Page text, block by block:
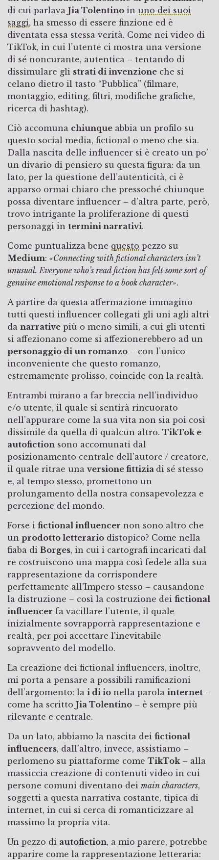
di cui parlava Jia Tolentino in uno dei suoi
saggi, ha smesso di essere finzione ed è
diventata essa stessa verità. Come nei video di
TikTok, in cui l’utente ci mostra una versione
di sé noncurante, autentica – tentando di
dissimulare gli strati di invenzione che si
celano dietro il tasto “Pubblica” (filmare,
montaggio, editing, filtri, modifiche grafiche,
ricerca di hashtag).
Ciò accomuna chiunque abbia un profilo su
questo social media, fictional o meno che sia.
Dalla nascita delle influencer si è creato un po’
un divario di pensiero su questa figura: da un
lato, per la questione dell’autenticità, ci è
apparso ormai chiaro che pressoché chiunque
possa diventare influencer – d’altra parte, però,
trovo intrigante la proliferazione di questi
personaggi in termini narrativi.
Come puntualizza bene questo pezzo su
Medium: «Connecting with fictional characters isn’t
unusual. Everyone who’s read fiction has felt some sort of
genuine emotional response to a book character».
A partire da questa affermazione immagino
tutti questi influencer collegati gli uni agli altri
da narrative più o meno simili, a cui gli utenti
si affezionano come si affezionerebbero ad un
personaggio di un romanzo – con l’unico
inconveniente che questo romanzo,
estremamente prolisso, coincide con la realtà.
Entrambi mirano a far breccia nell’individuo
e/o utente, il quale si sentirà rincuorato
nell’appurare come la sua vita non sia poi così
dissimile da quella di qualcun altro. TikTok e
autofiction sono accomunati dal
posizionamento centrale dell’autore / creatore,
il quale ritrae una versione fittizia di sé stesso
e, al tempo stesso, promettono un
prolungamento della nostra consapevolezza e
percezione del mondo.
Forse i fictional influencer non sono altro che
un prodotto letterario distopico? Come nella
fiaba di Borges, in cui i cartografi incaricati dal
re costruiscono una mappa così fedele alla sua
rappresentazione da corrispondere
perfettamente all’Impero stesso – causandone
la distruzione – così la costruzione dei fictional
influencer fa vacillare l’utente, il quale
inizialmente sovrapporrà rappresentazione e
realtà, per poi accettare l’inevitabile
sopravvento del modello.
La creazione dei fictional influencers, inoltre,
mi porta a pensare a possibili ramificazioni
dell’argomento: la i di io nella parola internet –
come ha scritto Jia Tolentino – è sempre più
rilevante e centrale.
Da un lato, abbiamo la nascita dei fictional
influencers, dall’altro, invece, assistiamo –
perlomeno su piattaforme come TikTok – alla
massiccia creazione di contenuti video in cui
persone comuni diventano dei main characters,
soggetti a questa narrativa costante, tipica di
internet, in cui si cerca di romanticizzare al
massimo la propria vita.
Un pezzo di autofiction, a mio parere, potrebbe
apparire come la rappresentazione letteraria: